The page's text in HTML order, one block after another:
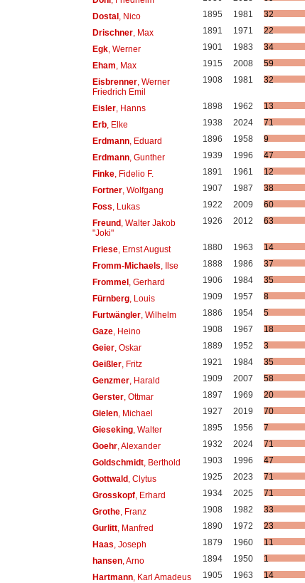
Dostal, Nico 1895 1981
32
Drischner, Max 1891 1971
22
Egk, Werner 1901 1983
34
Eham , Max 1915 2008
59
Eisbrenner, Werner
Friedrich Emil
1908 1981 32
Eisler, Hanns 1898 1962
13
Erb, Elke 1938 2024
71
Erdmann, Eduard 1896 1958
9
Erdmann, Gunther 1939 1996
47
Finke, Fidelio F. 1891 1961
12
Fortner, Wolfgang 1907 1987
38
Foss , Lukas 1922 2009
60
Freund, Walter Jakob
"Joki"
1926 2012 63
Friese, Ernst August 1880 1963
14
Fromm-Michaels , Ilse 1888 1986
37
Frommel, Gerhard 1906 1984
35
Fürnberg, Louis 1909 1957
8
Furtwängler, Wilhelm 1886 1954
5
Gaze, Heino 1908 1967
18
Geier, Oskar 1889 1952
3
Geißler, Fritz 1921 1984
35
Genzmer, Harald 1909 2007
58
Gerster, Ottmar 1897 1969
20
Gielen, Michael 1927 2019
70
Gieseking, Walter 1895 1956
7
Goehr, Alexander 1932 2024
71
Goldschmidt, Berthold 1903 1996
47
Gottwald, Clytus 1925 2023
71
Grosskopf, Erhard 1934 2025
71
Grothe, Franz 1908 1982
33
Gurlitt, Manfred 1890 1972
23
Haas , Joseph 1879 1960
11
hansen, Arno 1894 1950
1
Hartmann, Karl Amadeus 1905 1963
14